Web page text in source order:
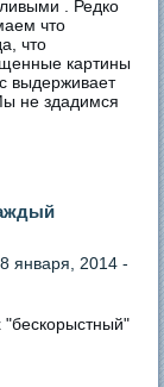
. Редко
что
что
картины
выдерживает
не здадимся
января, 2014 -
"бескорыстный"